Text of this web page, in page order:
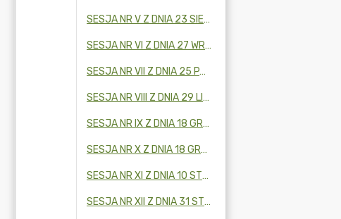
SESJA NR V Z DNIA 23 SIERPNIA 2024 R.
SESJA NR VI Z DNIA 27 WRZEŚNIA 2024 R.
SESJA NR VII Z DNIA 25 PAŹDZIERNIKA 2024 R.
SESJA NR VIII Z DNIA 29 LISTOPADA 2024 R.
SESJA NR IX Z DNIA 18 GRUDNIA 2024 R.
SESJA NR X Z DNIA 18 GRUDNIA 2024 R.
SESJA NR XI Z DNIA 10 STYCZNIA 2025 R.
SESJA NR XII Z DNIA 31 STYCZNIA 2025 R.